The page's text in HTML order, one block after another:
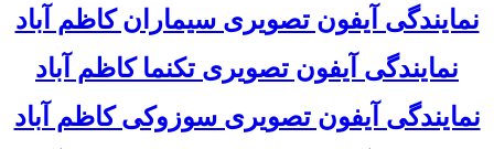
نمایندگی آیفون تصویری سیماران کاظم آباد
نمایندگی آیفون تصویری تکنما کاظم آباد
نمایندگی آیفون تصویری سوزوکی کاظم آباد